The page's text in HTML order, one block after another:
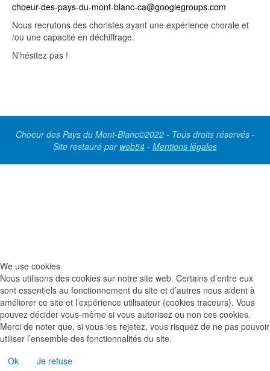
choeur-des-pays-du-mont-blanc-ca@googlegroups.com
Nous recrutons des choristes ayant une expérience chorale et
/ou une capacité en déchiffrage.
N'hésitez pas !
Choeur des Pays du Mont-Blanc©2022 - Tous droits réservés -
Site restauré par web54 - Mentions légales
We use cookies
Nous utilisons des cookies sur notre site web. Certains d’entre eux
sont essentiels au fonctionnement du site et d’autres nous aident à
améliorer ce site et l’expérience utilisateur (cookies traceurs). Vous
pouvez décider vous-même si vous autorisez ou non ces cookies.
Merci de noter que, si vous les rejetez, vous risquez de ne pas pouvoir
utiliser l’ensemble des fonctionnalités du site.
Ok
Je refuse